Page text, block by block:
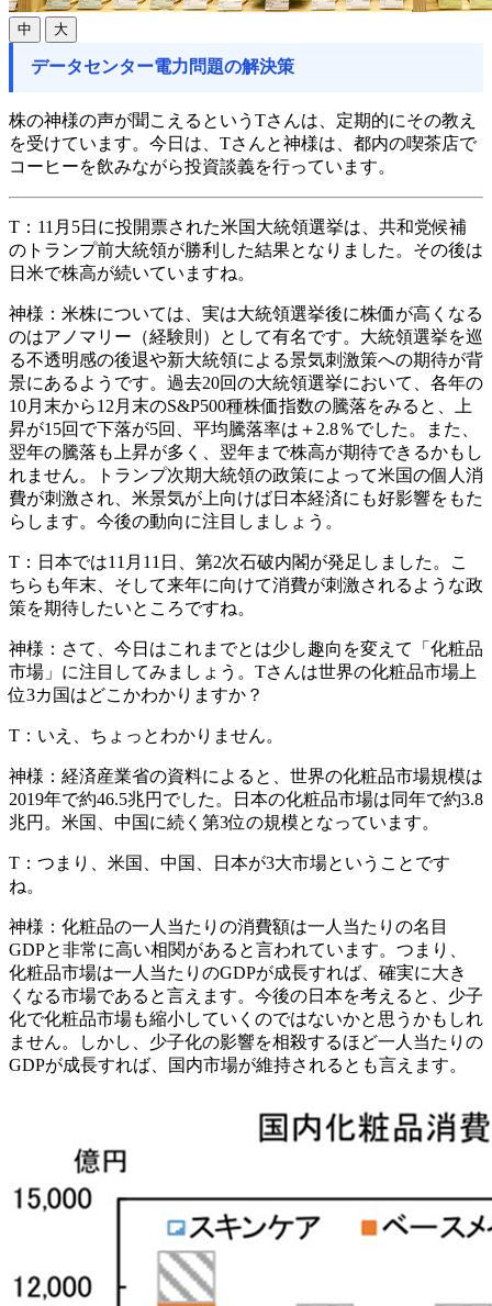
中 大
データセンター電力問題の解決策
株の神様の声が聞こえるというTさんは、定期的にその教え
を受けています。今日は、Tさんと神様は、都内の喫茶店で
コーヒーを飲みながら投資談義を行っています。
T： 11月5日に投開票された米国大統領選挙は、共和党候補
のトランプ前大統領が勝利した結果となりました。その後は
日米で株高が続いていますね。
神様： 米株については、実は大統領選挙後に株価が高くなる
のはアノマリー（経験則）として有名です。大統領選挙を巡
る不透明感の後退や新大統領による景気刺激策への期待が背
景にあるようです。過去20回の大統領選挙において、各年の
10月末から12月末のS&P500種株価指数の騰落をみると、上
昇が15回で下落が5回、平均騰落率は＋2.8％でした。また、
翌年の騰落も上昇が多く、翌年まで株高が期待できるかもし
れません。トランプ次期大統領の政策によって米国の個人消
費が刺激され、米景気が上向けば日本経済にも好影響をもた
らします。今後の動向に注目しましょう。
T： 日本では11月11日、第2次石破内閣が発足しました。こ
ちらも年末、そして来年に向けて消費が刺激されるような政
策を期待したいところですね。
神様： さて、今日はこれまでとは少し趣向を変えて「化粧品
市場」に注目してみましょう。Tさんは世界の化粧品市場上
位3カ国はどこかわかりますか？
T： いえ、ちょっとわかりません。
神様： 経済産業省の資料によると、世界の化粧品市場規模は
2019年で約46.5兆円でした。日本の化粧品市場は同年で約3.8
兆円。米国、中国に続く第3位の規模となっています。
T： つまり、米国、中国、日本が3大市場ということです
ね。
神様： 化粧品の一人当たりの消費額は一人当たりの名目
GDPと非常に高い相関があると言われています。つまり、
化粧品市場は一人当たりのGDPが成長すれば、確実に大き
くなる市場である と言えます。今後の日本を考えると、少子
化で化粧品市場も縮小していくのではないかと思うかもしれ
ません。しかし、少子化の影響を相殺するほど一人当たりの
GDPが成長すれば、国内市場が維持されるとも言えます。